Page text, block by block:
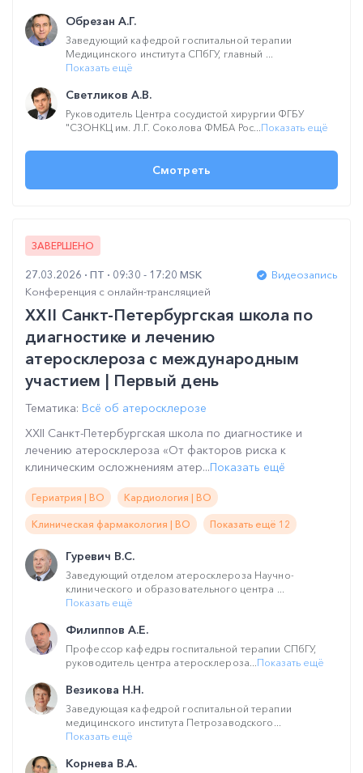
Обрезан А.Г.
Заведующий кафедрой госпитальной терапии
Медицинского института СПбГУ, главный ...
Показать ещё
Светликов А.В.
Руководитель Центра сосудистой хирургии ФГБУ
"СЗОНКЦ им. Л.Г. Соколова ФМБА Рос...Показать ещё
Смотреть
ЗАВЕРШЕНО
27.03.2026 ПТ 09:30 - 17:20 MSK
Видеозапись
Конференция с онлайн-трансляцией
XXII Санкт-Петербургская школа по
диагностике и лечению
атеросклероза с международным
участием | Первый день
Тематика: Всё об атеросклерозе
XXII Санкт-Петербургская школа по диагностике и
лечению атеросклероза «От факторов риска к
клиническим осложнениям атер...Показать ещё
Гериатрия | ВО Кардиология | ВО
Клиническая фармакология | ВО Показать ещё 12
Гуревич В.С.
Заведующий отделом атеросклероза Научно-
клинического и образовательного центра ...
Показать ещё
Филиппов А.Е.
Профессор кафедры госпитальной терапии СПбГУ,
руководитель центра атеросклероза...Показать ещё
Везикова Н.Н.
Заведующая кафедрой госпитальной терапии
медицинского института Петрозаводского...
Показать ещё
Корнева В.А.